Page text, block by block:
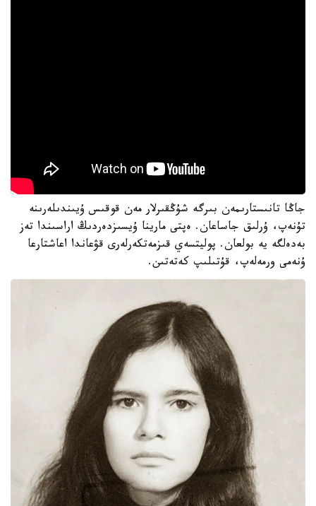
جاڭا تانىستارىمەن بىرگە شۇڭقىرلار مەن قوقىس ۇيىندىلەرىنە
تۇنەپ، ۇرلىق جاساعان. ەپتى مارينا ۇيسىزدەردىڭ اراسىندا تەز
بەدەلگە يە بولعان. پوليتسەي قىزمەتكەرلەرى قۋعاندا اعاشتارعا
ۇنەمى ورمەلەپ، قۇتىلىپ كەتەتىن.